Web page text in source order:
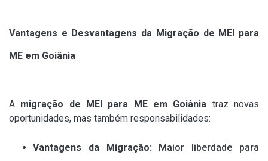
Vantagens e Desvantagens da Migração de MEI para
ME em Goiânia
A migração de MEI para ME em Goiânia traz novas
oportunidades, mas também responsabilidades:
Vantagens da Migração: Maior liberdade para